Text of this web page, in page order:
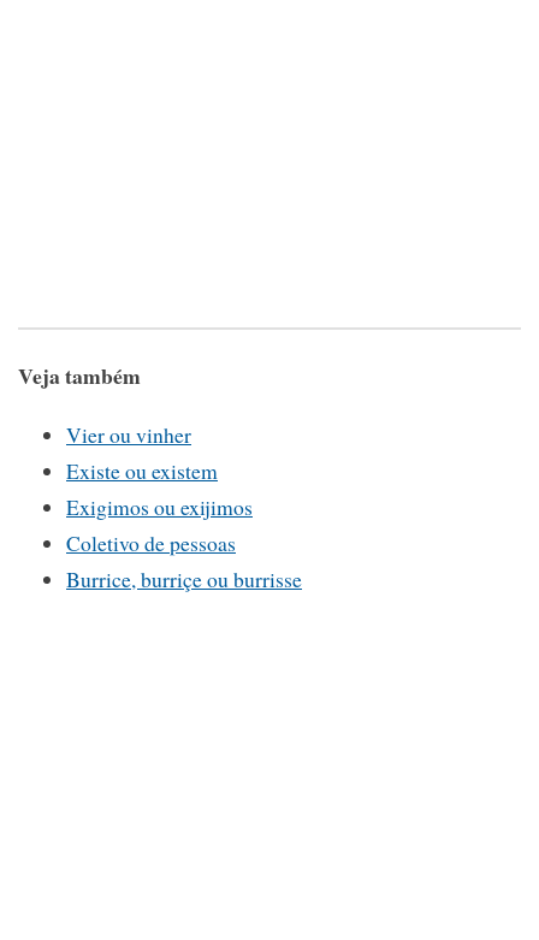
Veja também
Vier ou vinher
Existe ou existem
Exigimos ou exijimos
Coletivo de pessoas
Burrice, burriçe ou burrisse